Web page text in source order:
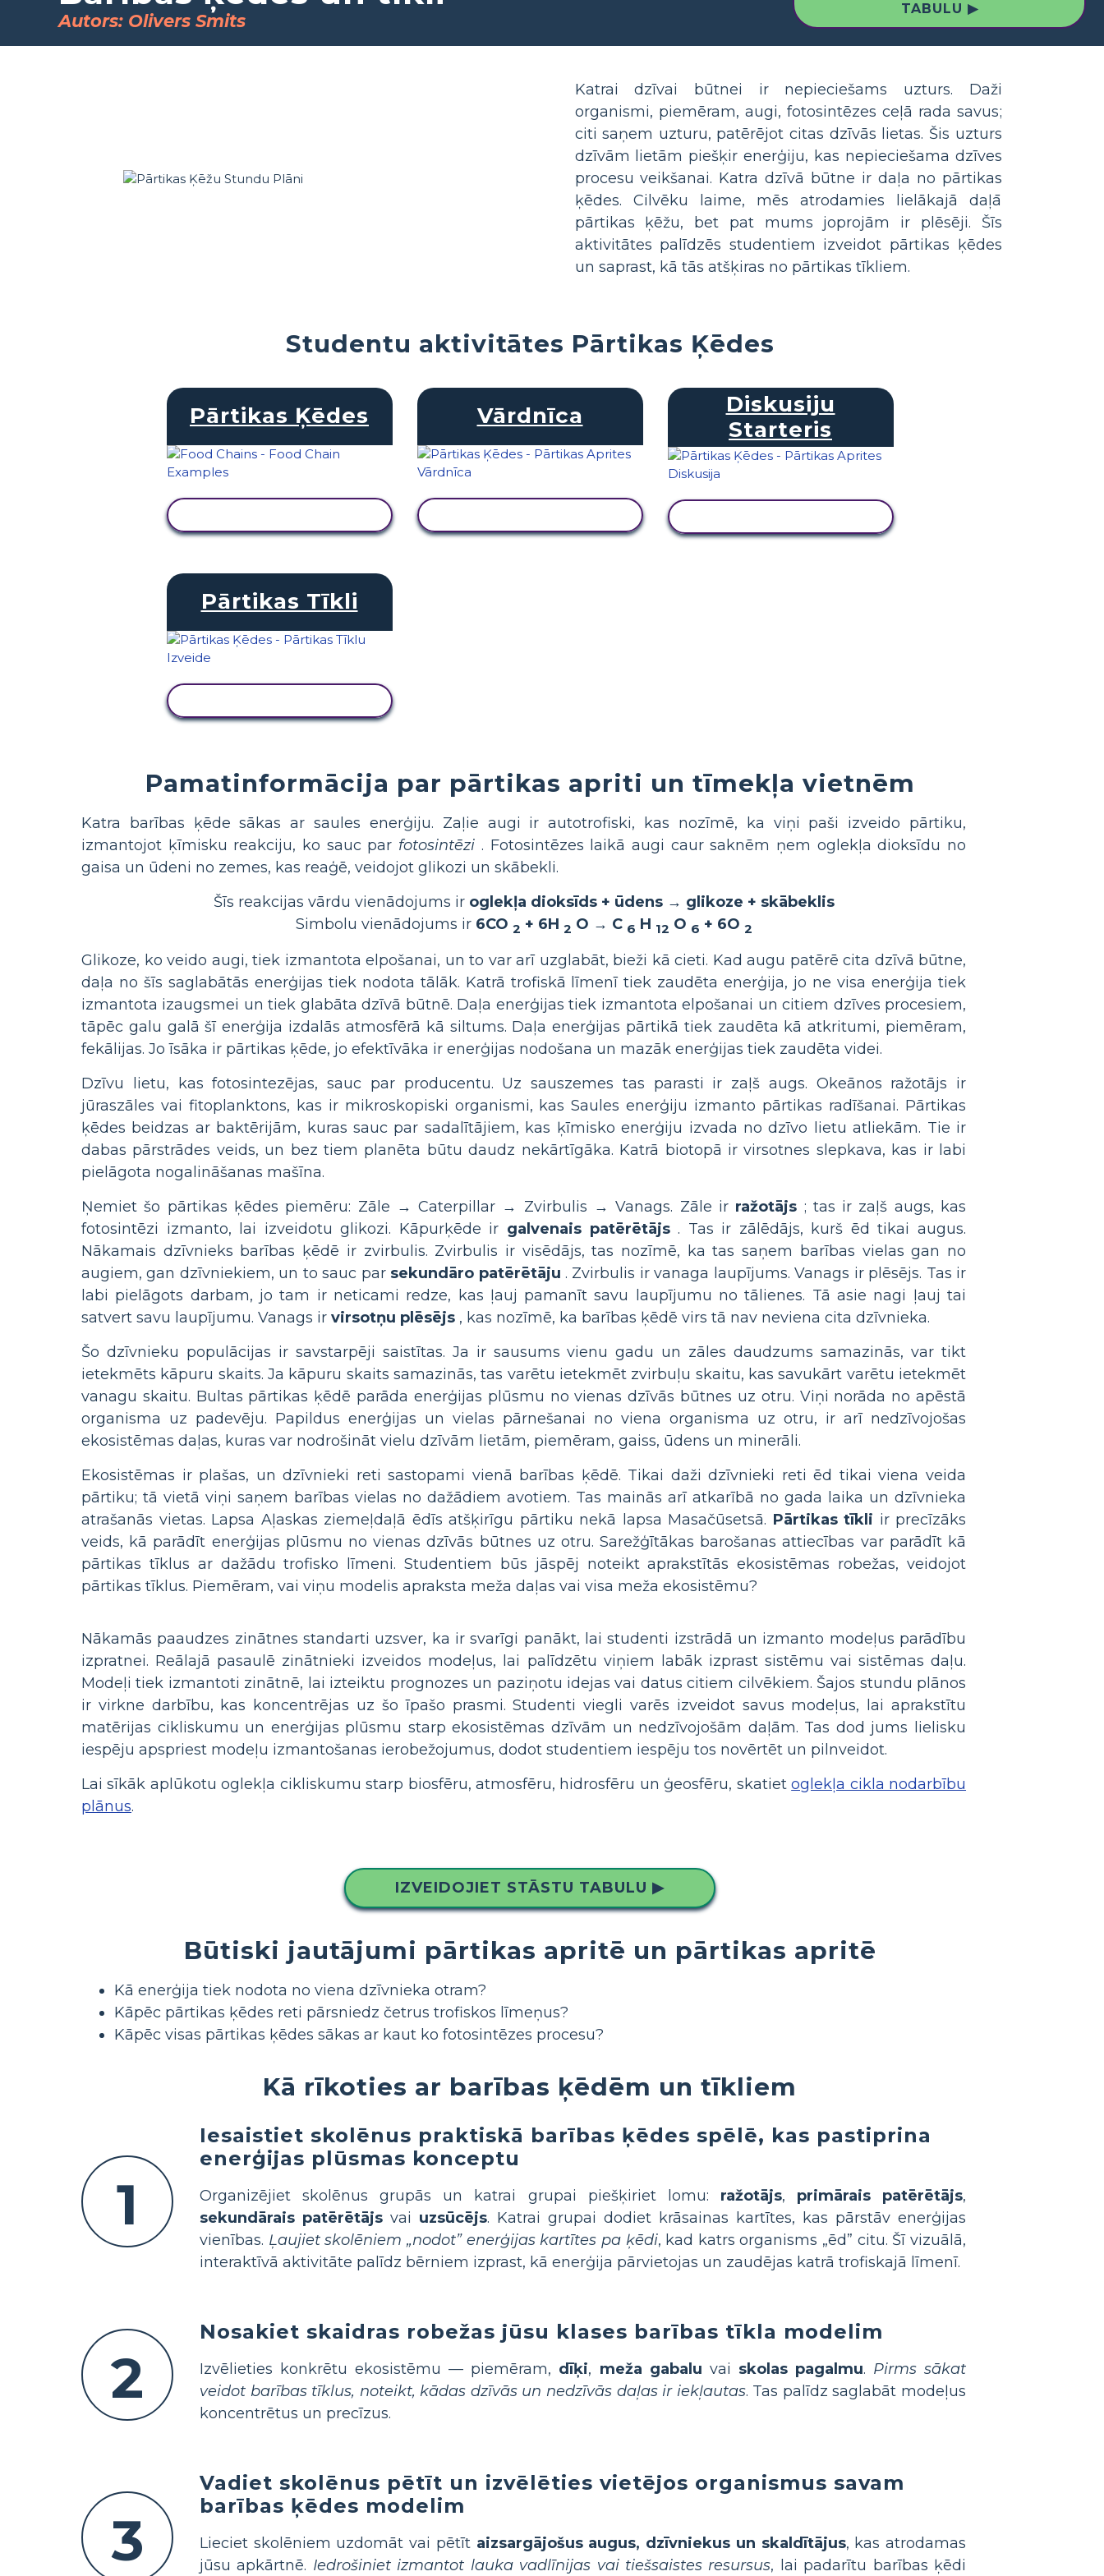
Autors: Olivers Smits
TABULU ▶
Katrai dzīvai būtnei ir nepieciešams uzturs. Daži
organismi, piemēram, augi, fotosintēzes ceļā rada savus;
citi saņem uzturu, patērējot citas dzīvās lietas. Šis uzturs
dzīvām lietām piešķir enerģiju, kas nepieciešama dzīves
procesu veikšanai. Katra dzīvā būtne ir daļa no pārtikas
ķēdes. Cilvēku laime, mēs atrodamies lielākajā daļā
pārtikas ķēžu, bet pat mums joprojām ir plēsēji. Šīs
aktivitātes palīdzēs studentiem izveidot pārtikas ķēdes
un saprast, kā tās atšķiras no pārtikas tīkliem.
Studentu aktivitātes Pārtikas Ķēdes
Pārtikas Ķēdes Vārdnīca
Diskusiju
Starteris
Pārtikas Tīkli
Pamatinformācija par pārtikas apriti un tīmekļa vietnēm
Katra barības ķēde sākas ar saules enerģiju. Zaļie augi ir autotrofiski, kas nozīmē, ka viņi paši izveido pārtiku,
izmantojot ķīmisku reakciju, ko sauc par fotosintēzi . Fotosintēzes laikā augi caur saknēm ņem oglekļa dioksīdu no
gaisa un ūdeni no zemes, kas reaģē, veidojot glikozi un skābekli.
Šīs reakcijas vārdu vienādojums ir oglekļa dioksīds + ūdens → glikoze + skābeklis
Simbolu vienādojums ir 6CO 2 + 6H 2 O → C 6 H 12 O 6 + 6O 2
Glikoze, ko veido augi, tiek izmantota elpošanai, un to var arī uzglabāt, bieži kā cieti. Kad augu patērē cita dzīvā būtne,
daļa no šīs saglabātās enerģijas tiek nodota tālāk. Katrā trofiskā līmenī tiek zaudēta enerģija, jo ne visa enerģija tiek
izmantota izaugsmei un tiek glabāta dzīvā būtnē. Daļa enerģijas tiek izmantota elpošanai un citiem dzīves procesiem,
tāpēc galu galā šī enerģija izdalās atmosfērā kā siltums. Daļa enerģijas pārtikā tiek zaudēta kā atkritumi, piemēram,
fekālijas. Jo īsāka ir pārtikas ķēde, jo efektīvāka ir enerģijas nodošana un mazāk enerģijas tiek zaudēta videi.
Dzīvu lietu, kas fotosintezējas, sauc par producentu. Uz sauszemes tas parasti ir zaļš augs. Okeānos ražotājs ir
jūraszāles vai fitoplanktons, kas ir mikroskopiski organismi, kas Saules enerģiju izmanto pārtikas radīšanai. Pārtikas
ķēdes beidzas ar baktērijām, kuras sauc par sadalītājiem, kas ķīmisko enerģiju izvada no dzīvo lietu atliekām. Tie ir
dabas pārstrādes veids, un bez tiem planēta būtu daudz nekārtīgāka. Katrā biotopā ir virsotnes slepkava, kas ir labi
pielāgota nogalināšanas mašīna.
Ņemiet šo pārtikas ķēdes piemēru: Zāle → Caterpillar → Zvirbulis → Vanags. Zāle ir ražotājs ; tas ir zaļš augs, kas
fotosintēzi izmanto, lai izveidotu glikozi. Kāpurķēde ir galvenais patērētājs. Tas ir zālēdājs, kurš ēd tikai augus.
Nākamais dzīvnieks barības ķēdē ir zvirbulis. Zvirbulis ir visēdājs, tas nozīmē, ka tas saņem barības vielas gan no
augiem, gan dzīvniekiem, un to sauc par sekundāro patērētāju . Zvirbulis ir vanaga laupījums. Vanags ir plēsējs. Tas ir
labi pielāgots darbam, jo tam ir neticami redze, kas ļauj pamanīt savu laupījumu no tālienes. Tā asie nagi ļauj tai
satvert savu laupījumu. Vanags ir virsotņu plēsējs , kas nozīmē, ka barības ķēdē virs tā nav neviena cita dzīvnieka.
Šo dzīvnieku populācijas ir savstarpēji saistītas. Ja ir sausums vienu gadu un zāles daudzums samazinās, var tikt
ietekmēts kāpuru skaits. Ja kāpuru skaits samazinās, tas varētu ietekmēt zvirbuļu skaitu, kas savukārt varētu ietekmēt
vanagu skaitu. Bultas pārtikas ķēdē parāda enerģijas plūsmu no vienas dzīvās būtnes uz otru. Viņi norāda no apēstā
organisma uz padevēju. Papildus enerģijas un vielas pārnešanai no viena organisma uz otru, ir arī nedzīvojošas
ekosistēmas daļas, kuras var nodrošināt vielu dzīvām lietām, piemēram, gaiss, ūdens un minerāli.
Ekosistēmas ir plašas, un dzīvnieki reti sastopami vienā barības ķēdē. Tikai daži dzīvnieki reti ēd tikai viena veida
pārtiku; tā vietā viņi saņem barības vielas no dažādiem avotiem. Tas mainās arī atkarībā no gada laika un dzīvnieka
atrašanās vietas. Lapsa Aļaskas ziemeļdaļā ēdīs atšķirīgu pārtiku nekā lapsa Masačūsetsā. Pārtikas tīkli ir precīzāks
veids, kā parādīt enerģijas plūsmu no vienas dzīvās būtnes uz otru. Sarežģītākas barošanas attiecības var parādīt kā
pārtikas tīklus ar dažādu trofisko līmeni. Studentiem būs jāspēj noteikt aprakstītās ekosistēmas robežas, veidojot
pārtikas tīklus. Piemēram, vai viņu modelis apraksta meža daļas vai visa meža ekosistēmu?
Nākamās paaudzes zinātnes standarti uzsver, ka ir svarīgi panākt, lai studenti izstrādā un izmanto modeļus parādību
izpratnei. Reālajā pasaulē zinātnieki izveidos modeļus, lai palīdzētu viņiem labāk izprast sistēmu vai sistēmas daļu.
Modeļi tiek izmantoti zinātnē, lai izteiktu prognozes un paziņotu idejas vai datus citiem cilvēkiem. Šajos stundu plānos
ir virkne darbību, kas koncentrējas uz šo īpašo prasmi. Studenti viegli varēs izveidot savus modeļus, lai aprakstītu
matērijas cikliskumu un enerģijas plūsmu starp ekosistēmas dzīvām un nedzīvojošām daļām. Tas dod jums lielisku
iespēju apspriest modeļu izmantošanas ierobežojumus, dodot studentiem iespēju tos novērtēt un pilnveidot.
Lai sīkāk aplūkotu oglekļa cikliskumu starp biosfēru, atmosfēru, hidrosfēru un ģeosfēru, skatietoglekļa cikla nodarbību
plānus.
IZVEIDOJIET STĀSTU TABULU ▶
Būtiski jautājumi pārtikas apritē un pārtikas apritē
Kā enerģija tiek nodota no viena dzīvnieka otram?
Kāpēc pārtikas ķēdes reti pārsniedz četrus trofiskos līmeņus?
Kāpēc visas pārtikas ķēdes sākas ar kaut ko fotosintēzes procesu?
Kā rīkoties ar barības ķēdēm un tīkliem
1
Iesaistiet skolēnus praktiskā barības ķēdes spēlē, kas pastiprina
enerģijas plūsmas konceptu
Organizējiet skolēnus grupās un katrai grupai piešķiriet lomu: ražotājs, primārais patērētājs,
sekundārais patērētājs vai uzsūcējs. Katrai grupai dodiet krāsainas kartītes, kas pārstāv enerģijas
vienības. Ļaujiet skolēniem „nodot” enerģijas kartītes pa ķēdi, kad katrs organisms „ēd” citu. Šī vizuālā,
interaktīvā aktivitāte palīdz bērniem izprast, kā enerģija pārvietojas un zaudējas katrā trofiskajā līmenī.
2
Nosakiet skaidras robežas jūsu klases barības tīkla modelim
Izvēlieties konkrētu ekosistēmu — piemēram, dīķi, meža gabalu vai skolas pagalmu. Pirms sākat
veidot barības tīklus, noteikt, kādas dzīvās un nedzīvās daļas ir iekļautas. Tas palīdz saglabāt modeļus
koncentrētus un precīzus.
3
Vadiet skolēnus pētīt un izvēlēties vietējos organismus savam
barības ķēdes modelim
Lieciet skolēniem uzdomāt vai pētīt aizsargājošus augus, dzīvniekus un skaldītājus, kas atrodamas
jūsu apkārtnē. Iedrošiniet izmantot lauka vadlīnijas vai tiešsaistes resursus, lai padarītu barības ķēdi